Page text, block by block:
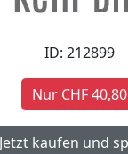
ID: 212899
Nur CHF 40,80